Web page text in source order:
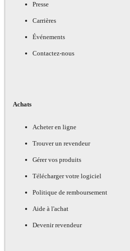
Presse
Carrières
Événements
Contactez-nous
Achats
Acheter en ligne
Trouver un revendeur
Gérer vos produits
Télécharger votre logiciel
Politique de remboursement
Aide à l'achat
Devenir revendeur